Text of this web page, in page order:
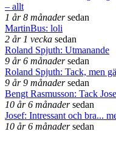
– allt
1 år 8 månadersedan
MartinBus: loli
2 år 1 vecka sedan
Roland Spjuth: Utmanande
9 år 6 månadersedan
Roland Spjuth: Tack, men
9 år 9 månadersedan
Bengt Rasmusson: Tack
10 år 6 månadersedan
Josef: Intressant och bra...
10 år 6 månadersedan